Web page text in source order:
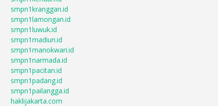
smpn1kranggan.id
smpn1lamongan.id
smpn1luwuk.id
smpn1madiun.id
smpn1manokwari.id
smpn1narmada.id
smpn1pacitan.id
smpn1padang.id
smpn1pailangga.id
haklijakarta.com